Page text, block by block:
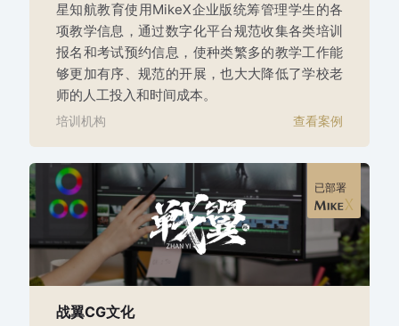
星知航教育使用MikeX企业版统筹管理学生的各
项教学信息，通过数字化平台规范收集各类培训
报名和考试预约信息，使种类繁多的教学工作能
够更加有序、规范的开展，也大大降低了学校老
师的人工投入和时间成本。
培训机构 查看案例
已部署
战翼CG文化